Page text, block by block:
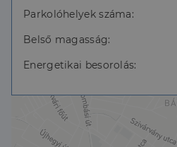
Parkolóhelyek száma:
Belső magasság:
Energetikai besorolás: